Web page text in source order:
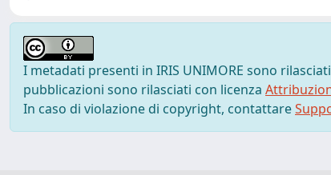
I metadati presenti in IRIS UNIMORE sono
pubblicazioni sono rilasciati con licenza
In caso di violazione di copyright, contattare